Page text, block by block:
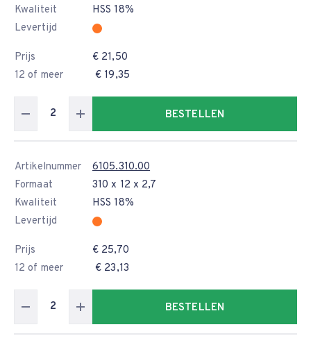
Kwaliteit
HSS 18%
Levertijd
Prijs
€ 21,50
12 of meer
€ 19,35
BESTELLEN
Artikelnummer
6105.310.00
Formaat
310 x 12 x 2,7
Kwaliteit
HSS 18%
Levertijd
Prijs
€ 25,70
12 of meer
€ 23,13
BESTELLEN